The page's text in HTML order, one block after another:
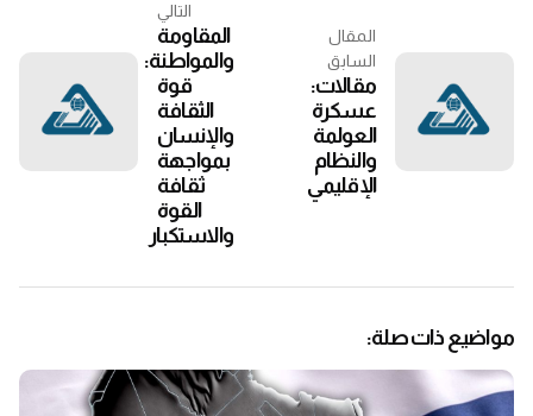
المقال
السابق
مقالات:
عسكرة
العولمة
والنظام
الإقليمي
التالي
المقاومة
والمواطنة:
قوة
الثقافة
والإنسان
بمواجهة
ثقافة
القوة
والاستكبار
مواضيع ذات صلة: